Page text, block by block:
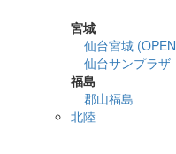
宮城
仙台宮城
仙台サンプラザ
福島
郡山福島
北陸